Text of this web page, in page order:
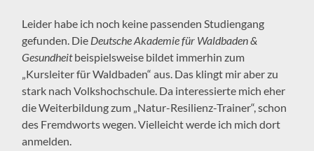
Leider habe ich noch keine passenden Studiengang
gefunden. Die Deutsche Akademie für Waldbaden &
Gesundheitbeispielsweise bildet immerhin zum
„Kursleiter für Waldbaden“ aus. Das klingt mir aber zu
stark nach Volkshochschule. Da interessierte mich eher
die Weiterbildung zum „Natur-Resilienz-Trainer“, schon
des Fremdworts wegen. Vielleicht werde ich mich dort
anmelden.